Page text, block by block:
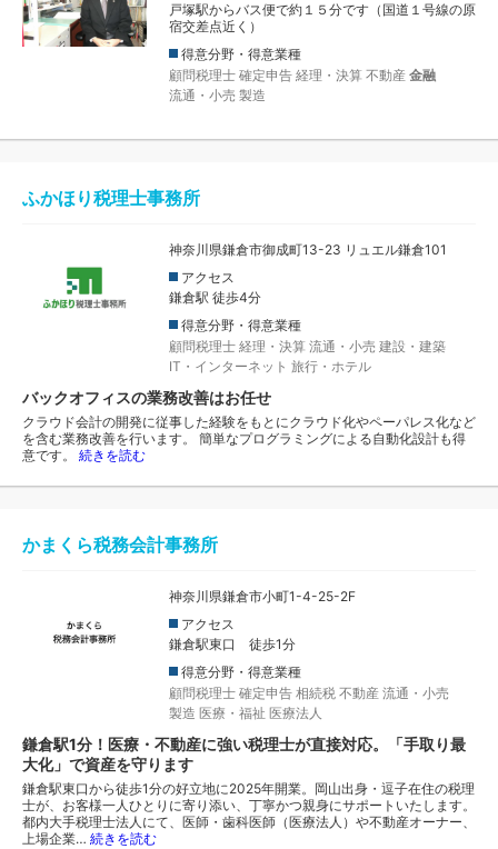
戸塚駅からバス便で約１５分です（国道１号線の原
宿交差点近く）
得意分野・得意業種
顧問税理士 確定申告 経理・決算 不動産 金融
流通・小売 製造
ふかほり税理士事務所
神奈川県鎌倉市御成町13-23 リュエル鎌倉101
アクセス
鎌倉駅 徒歩4分
得意分野・得意業種
顧問税理士 経理・決算 流通・小売 建設・建築
IT・インターネット 旅行・ホテル
バックオフィスの業務改善はお任せ
クラウド会計の開発に従事した経験をもとにクラウド化やペーパレス化など
を含む業務改善を行います。 簡単なプログラミングによる自動化設計も得
意です。 続きを読む
かまくら税務会計事務所
神奈川県鎌倉市小町1-4-25-2F
アクセス
鎌倉駅東口 徒歩1分
得意分野・得意業種
顧問税理士 確定申告 相続税 不動産 流通・小売
製造 医療・福祉 医療法人
鎌倉駅1分！医療・不動産に強い税理士が直接対応。「手取り最
大化」で資産を守ります
鎌倉駅東口から徒歩1分の好立地に2025年開業。岡山出身・逗子在住の税理
士が、お客様一人ひとりに寄り添い、丁寧かつ親身にサポートいたします。
都内大手税理士法人にて、医師・歯科医師（医療法人）や不動産オーナー、
上場企業… 続きを読む